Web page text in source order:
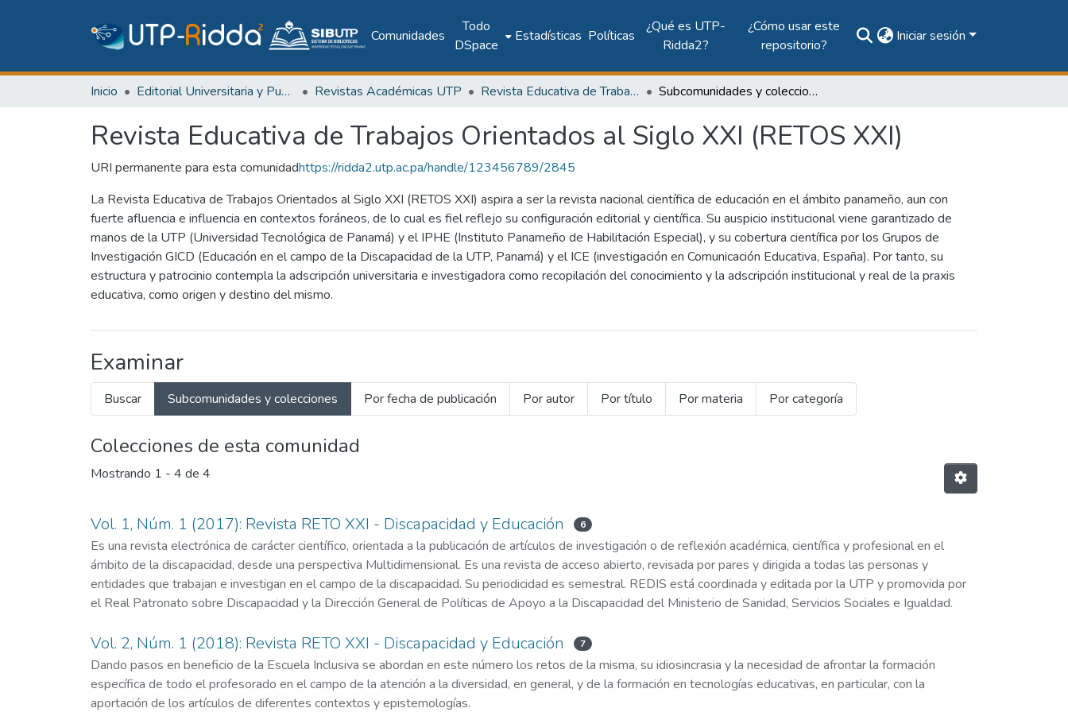
Comunidades
Todo
DSpace
Estadísticas Políticas
¿Qué es UTP-
Ridda2?
¿Cómo usar este
repositorio?
Iniciar sesión
Inicio Editorial Universitaria y Publicaciones Seriadas Revistas Académicas UTP Revista Educativa de Trabajos Orientados al Siglo XXI (RETOS XXI) Subcomunidades y colecciones
Revista Educativa de Trabajos Orientados al Siglo XXI (RETOS XXI)
URI permanente para esta comunidadhttps://ridda2.utp.ac.pa/handle/123456789/2845
La Revista Educativa de Trabajos Orientados al Siglo XXI (RETOS XXI) aspira a ser la revista nacional científica de educación en el ámbito panameño, aun con
fuerte afluencia e influencia en contextos foráneos, de lo cual es fiel reflejo su configuración editorial y científica. Su auspicio institucional viene garantizado de
manos de la UTP (Universidad Tecnológica de Panamá) y el IPHE (Instituto Panameño de Habilitación Especial), y su cobertura científica por los Grupos de
Investigación GICD (Educación en el campo de la Discapacidad de la UTP, Panamá) y el ICE (investigación en Comunicación Educativa, España). Por tanto, su
estructura y patrocinio contempla la adscripción universitaria e investigadora como recopilación del conocimiento y la adscripción institucional y real de la praxis
educativa, como origen y destino del mismo.
Examinar
Buscar Subcomunidades y colecciones Por fecha de publicación Por autor Por título Por materia Por categoría
Colecciones de esta comunidad
Mostrando 1 - 4 de 4
Vol. 1, Núm. 1 (2017): Revista RETO XXI - Discapacidad y Educación 6
Es una revista electrónica de carácter científico, orientada a la publicación de artículos de investigación o de reflexión académica, científica y profesional en el
ámbito de la discapacidad, desde una perspectiva Multidimensional. Es una revista de acceso abierto, revisada por pares y dirigida a todas las personas y
entidades que trabajan e investigan en el campo de la discapacidad. Su periodicidad es semestral. REDIS está coordinada y editada por la UTP y promovida por
el Real Patronato sobre Discapacidad y la Dirección General de Políticas de Apoyo a la Discapacidad del Ministerio de Sanidad, Servicios Sociales e Igualdad.
Vol. 2, Núm. 1 (2018): Revista RETO XXI - Discapacidad y Educación 7
Dando pasos en beneficio de la Escuela Inclusiva se abordan en este número los retos de la misma, su idiosincrasia y la necesidad de afrontar la formación
específica de todo el profesorado en el campo de la atención a la diversidad, en general, y de la formación en tecnologías educativas, en particular, con la
aportación de los artículos de diferentes contextos y epistemologías.